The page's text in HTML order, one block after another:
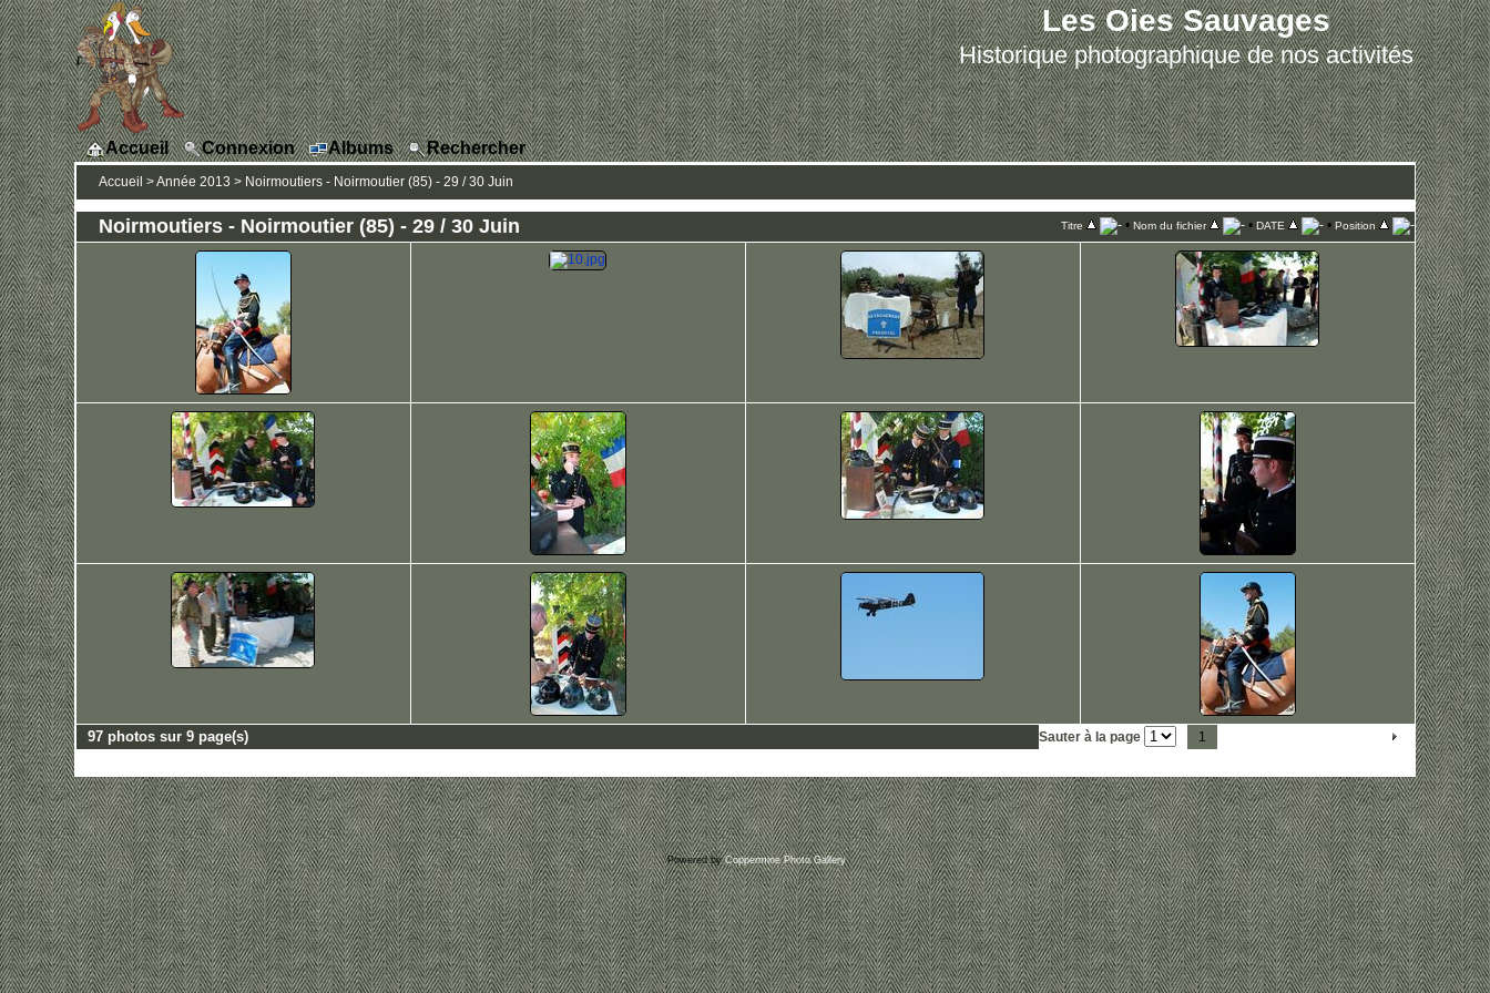
Les Oies Sauvages
Historique photographique de nos activités
Accueil Connexion Albums Rechercher
Accueil >Année 2013 > Noirmoutiers - Noirmoutier (85) - 29 / 30 Juin
Noirmoutiers - Noirmoutier (85) - 29 / 30 Juin Titre • Nom du fichier • DATE • Position
97 photos sur 9 page(s) Sauter à la page 1
Powered byCoppermine Photo Gallery